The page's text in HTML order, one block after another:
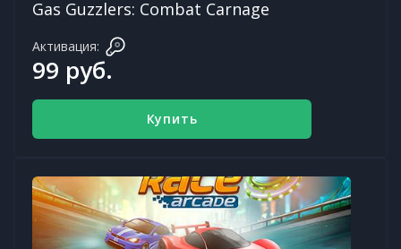
Gas Guzzlers: Combat Carnage
Активация:
99 руб.
Купить